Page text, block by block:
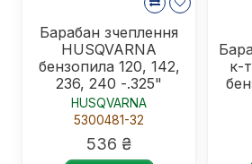
Барабан зчеплення
HUSQVARNA
бензопила 120, 142,
236, 240 -.325"
HUSQVARNA
5300481-32
536 ₴
к-